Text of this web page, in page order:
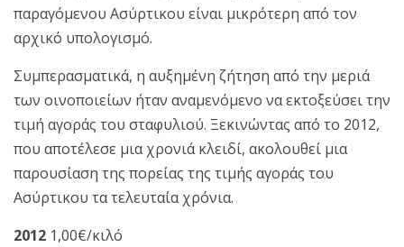
παραγόμενου Ασύρτικου είναι μικρότερη από τον
αρχικό υπολογισμό.
Συμπερασματικά, η αυξημένη ζήτηση από την μεριά
των οινοποιείων ήταν αναμενόμενο να εκτοξεύσει την
τιμή αγοράς του σταφυλιού. Ξεκινώντας από το 2012,
που αποτέλεσε μια χρονιά κλειδί, ακολουθεί μια
παρουσίαση της πορείας της τιμής αγοράς του
Ασύρτικου τα τελευταία χρόνια.
2012 1,00€/κιλό